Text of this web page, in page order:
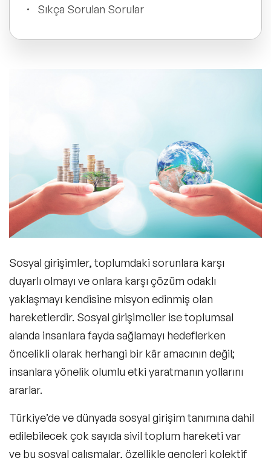
🔥 Motivasyon Konuşmacıları
🔥 Liderlik Konuşmacıları
🔥 Ekonomi Konuşmacıları
🔥 Yapay Zeka Konuşmacıları
Sıkça Sorulan Sorular
Sosyal girişimler, toplumdaki sorunlara karşı
duyarlı olmayı ve onlara karşı çözüm odaklı
yaklaşmayı kendisine misyon edinmiş olan
hareketlerdir. Sosyal girişimciler ise toplumsal
alanda insanlara fayda sağlamayı hedeflerken
öncelikli olarak herhangi bir kâr amacının değil;
insanlara yönelik olumlu etki yaratmanın yollarını
ararlar.
Türkiye’de ve dünyada sosyal girişim tanımına dahil
edilebilecek çok sayıda sivil toplum hareketi var
ve bu sosyal çalışmalar, özellikle gençleri kolektif